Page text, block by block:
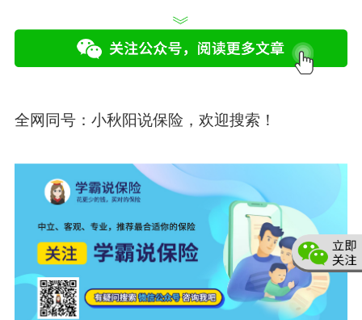
全网同号： 小秋阳说保险 ，欢迎搜索！